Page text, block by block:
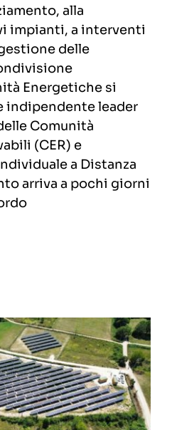
alla
impianti, a interventi
delle
Energetiche si
indipendente leader
Comunità
(CER) e
a Distanza
arriva a pochi giorni